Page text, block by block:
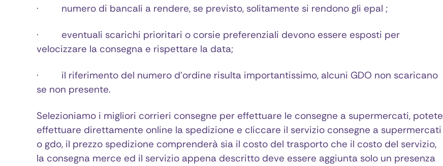
· numero di bancali a rendere, se previsto, solitamente si rendono gli epal ;
· eventuali scarichi prioritari o corsie preferenziali devono essere esposti per
velocizzare la consegna e rispettare la data;
· il riferimento del numero d’ordine risulta importantissimo, alcuni GDO non scaricano
se non presente.
Selezioniamo i migliori corrieri consegne per effettuare le consegne a supermercati, potete
effettuare direttamente online la spedizione e cliccare il servizio consegne a supermercati
o gdo, il prezzo spedizione comprenderà sia il costo del trasporto che il costo del servizio,
la consegna merce ed il servizio appena descritto deve essere aggiunta solo un presenza